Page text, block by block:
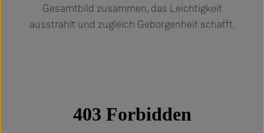
Gesamtbild zusammen, das Leichtigkeit
ausstrahlt und zugleich Geborgenheit schafft.